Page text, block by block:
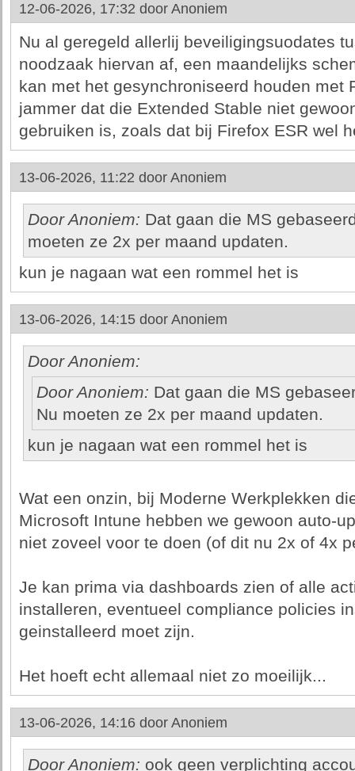
12-06-2026, 17:32 door Anoniem
Nu al geregeld allerlij beveiligingsuodates
noodzaak hiervan af, een maandelijks
kan met het gesynchroniseerd houden met
jammer dat die Extended Stable niet
gebruiken is, zoals dat bij Firefox ESR wel
13-06-2026, 11:22 door Anoniem
Door Anoniem: Dat gaan die MS
moeten ze 2x per maand updaten.
kun je nagaan wat een rommel het is
13-06-2026, 14:15 door Anoniem
Door Anoniem:
Door Anoniem: Dat gaan die MS
Nu moeten ze 2x per maand updaten.
kun je nagaan wat een rommel het is
Wat een onzin, bij Moderne Werkplekken
Microsoft Intune hebben we gewoon auto-
niet zoveel voor te doen (of dit nu 2x of 4x
Je kan prima via dashboards zien of alle
installeren, eventueel compliance policies
geinstalleerd moet zijn.
Het hoeft echt allemaal niet zo moeilijk...
13-06-2026, 14:16 door Anoniem
Door Anoniem: ook geen verplichting